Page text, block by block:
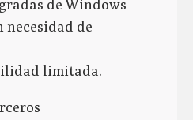
de Windows
necesidad de
limitada.